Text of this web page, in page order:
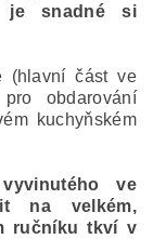
je snadné si
(hlavní část ve
obdarování
kuchyňském
ve
na velkém,
ručníku tkví v